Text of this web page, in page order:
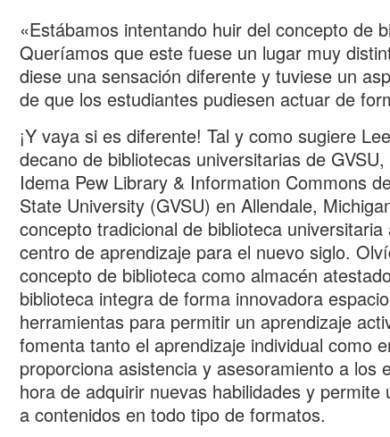
«Estábamos intentando huir del concepto de
Queríamos que este fuese un lugar muy
diese una sensación diferente y tuviese un
de que los estudiantes pudiesen actuar de
¡Y vaya si es diferente! Tal y como sugiere
decano de bibliotecas universitarias de
Idema Pew Library & Information Commons
State University (GVSU) en Allendale,
concepto tradicional de biblioteca
centro de aprendizaje para el nuevo siglo.
concepto de biblioteca como almacén
biblioteca integra de forma innovadora
herramientas para permitir un aprendizaje
fomenta tanto el aprendizaje individual como
proporciona asistencia y asesoramiento a los
hora de adquirir nuevas habilidades y permite
a contenidos en todo tipo de formatos.